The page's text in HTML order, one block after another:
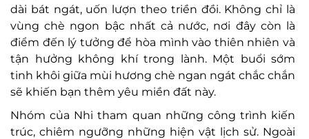
dài bát ngát, uốn lượn theo triền đồi. Không chỉ là
vùng chè ngon bậc nhất cả nước, nơi đây còn là
điểm đến lý tưởng để hòa mình vào thiên nhiên và
tận hưởng không khí trong lành. Một buổi sớm
tinh khôi giữa mùi hương chè ngan ngát chắc chắn
sẽ khiến bạn thêm yêu miền đất này.
Nhóm của Nhi tham quan những công trình kiến
trúc, chiêm ngưỡng những hiện vật lịch sử. Ngoài